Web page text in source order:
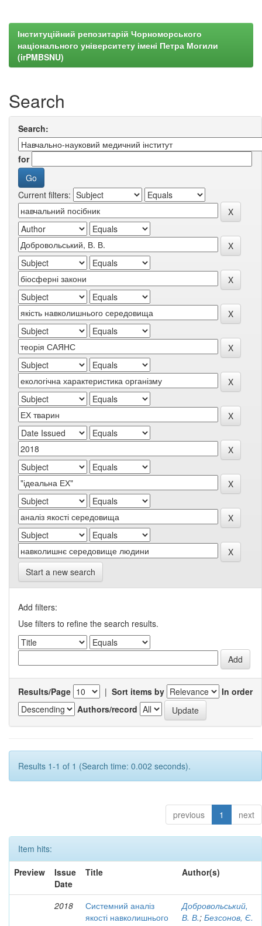
Інституційний репозитарій Чорноморського
національного університету імені Петра Могили
(irPMBSNU)
Search
Search:
for
Current filters:
Start a new search
Add filters:
Use filters to refine the search results.
Results/Page | Sort items by
In order
Authors/record
Results 1-1 of 1 (Search time: 0.002 seconds).
previous 1 next
Item hits:
Preview
Issue
Date
Title Author(s)
2018
Системний аналіз
якості навколишнього
Добровольський,
В. В.; Безсонов, Є.